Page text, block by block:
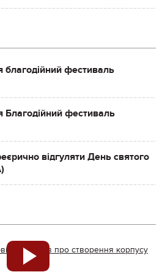
благодійний фестиваль
Благодійний фестиваль
відгуляти День святого